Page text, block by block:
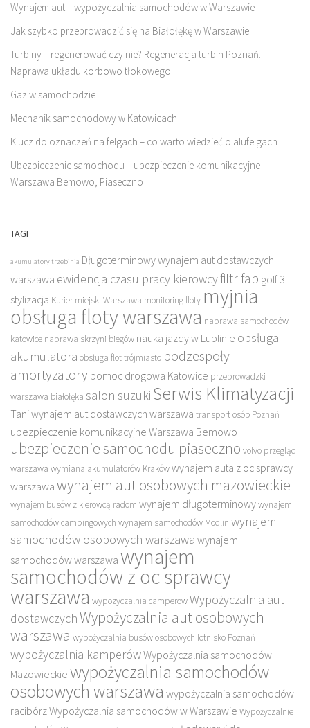
Wynajem aut – wypożyczalnia samochodów w Warszawie
Jak szybko przeprowadzić się na Białołękę w Warszawie
Turbiny – regenerować czy nie? Regeneracja turbin Poznań.
Naprawa układu korbowo tłokowego
Gaz w samochodzie
Mechanik samochodowy w Katowicach
Klucz do oznaczeń na felgach – co warto wiedzieć o alufelgach
Ubezpieczenie samochodu – ubezpieczenie komunikacyjne
Warszawa Bemowo, Piaseczno
TAGI
akumulatory trzebinia Długoterminowy wynajem aut dostawczych
warszawa ewidencja czasu pracy kierowcyfiltr fap golf 3
stylizacja Kurier miejski Warszawa monitoring floty myjnia
obsługa floty warszawa naprawa samochodów
katowice naprawa skrzyni biegów nauka jazdy w Lublinie obsługa
akumulatora obsługa flot trójmiasto podzespoły
amortyzatory pomoc drogowa Katowice przeprowadzki
warszawa białołęka salon suzuki Serwis Klimatyzacji
Tani wynajem aut dostawczych warszawa transport osób Poznań
ubezpieczenie komunikacyjne Warszawa Bemowo
ubezpieczenie samochodu piaseczno volvo przegląd
warszawa wymiana akumulatorów Krakówwynajem auta z oc sprawcy
warszawa wynajem aut osobowych mazowieckie
wynajem busów z kierowcą radom wynajem długoterminowywynajem
samochodów campingowych wynajem samochodów Modlin wynajem
samochodów osobowych warszawa wynajem
samochodów warszawa wynajem
samochodów z oc sprawcy
warszawa wypozyczalnia camperowWypożyczalnia aut
dostawczychWypożyczalnia aut osobowych
warszawa wypożyczalnia busów osobowych lotnisko Poznań
wypożyczalnia kamperówWypożyczalnia samochodów
Mazowieckie wypożyczalnia samochodów
osobowych warszawa wypożyczalnia samochodów
racibórzWypożyczalnia samochodów w Warszawie Wypożyczalnie